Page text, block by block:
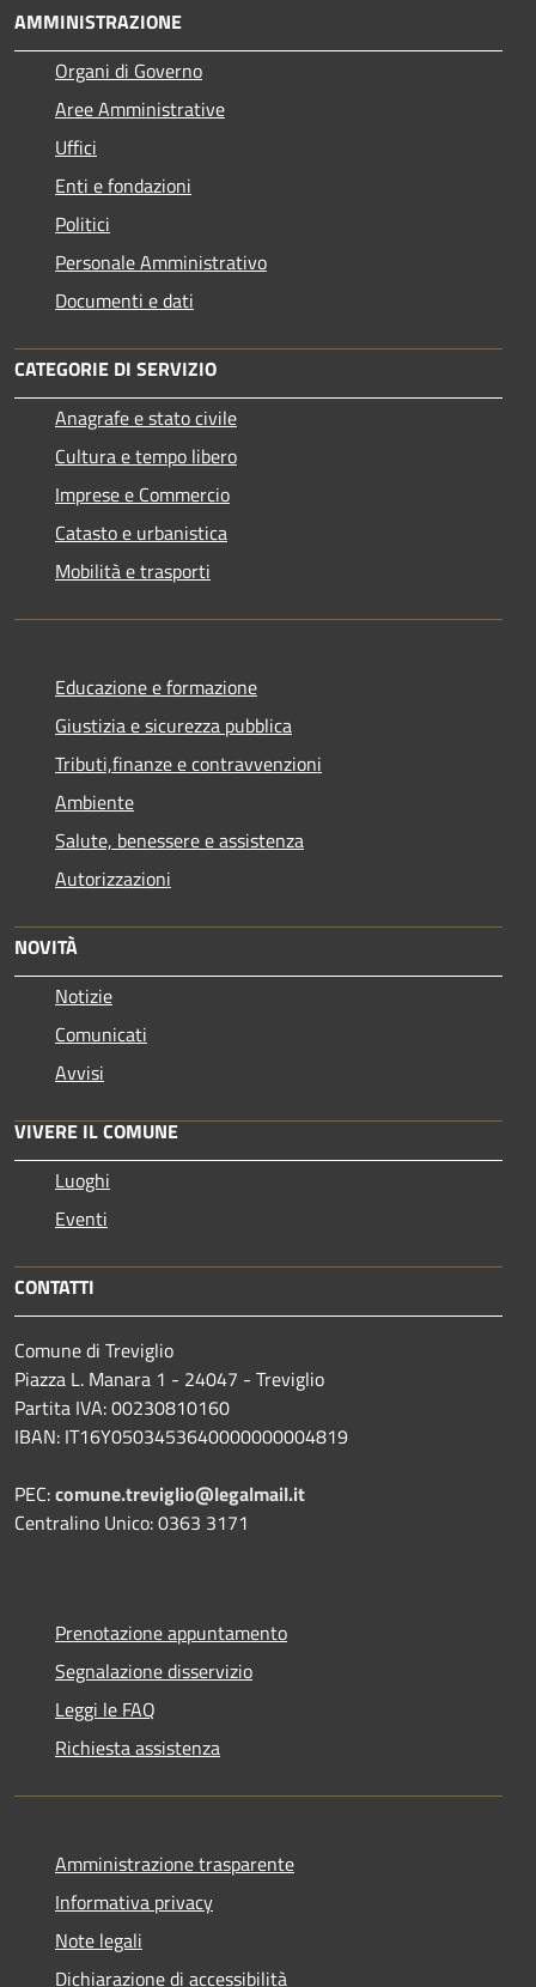
AMMINISTRAZIONE
Organi di Governo
Aree Amministrative
Uffici
Enti e fondazioni
Politici
Personale Amministrativo
Documenti e dati
CATEGORIE DI SERVIZIO
Anagrafe e stato civile
Cultura e tempo libero
Imprese e Commercio
Catasto e urbanistica
Mobilità e trasporti
Educazione e formazione
Giustizia e sicurezza pubblica
Tributi,finanze e contravvenzioni
Ambiente
Salute, benessere e assistenza
Autorizzazioni
NOVITÀ
Notizie
Comunicati
Avvisi
VIVERE IL COMUNE
Luoghi
Eventi
CONTATTI
Comune di Treviglio
Piazza L. Manara 1 - 24047 - Treviglio
Partita IVA: 00230810160
IBAN: IT16Y0503453640000000004819
PEC:comune.treviglio@legalmail.it
Centralino Unico: 0363 3171
Prenotazione appuntamento
Segnalazione disservizio
Leggi le FAQ
Richiesta assistenza
Amministrazione trasparente
Informativa privacy
Note legali
Dichiarazione di accessibilità